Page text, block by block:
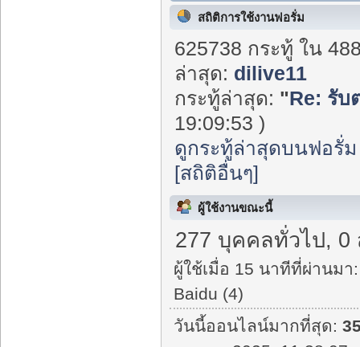
สถิติการใช้งานฟอรั่ม
625738 กระทู้ ใน
ล่าสุด: dilive11
กระทู้ล่าสุด: "Re: รับ
19:09:53 )
ดูกระทู้ล่าสุดบนฟอรั่ม
[สถิติอื่นๆ]
ผู้ใช้งานขณะนี้
277 บุคคลทั่วไป, 0
ผู้ใช้เมื่อ 15 นาทีที่ผ่านมา:
Baidu (4)
วันนี้ออนไลน์มากที่สุด: